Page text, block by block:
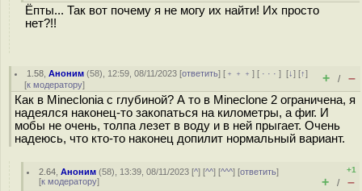
Ёпты... Так вот почему я не могу их найти! Их просто
нет?!!
1.58 ,Аноним (58), 12:59, 08/11/2023 [ответить] [ ﹢﹢﹢] [ · · ·][↓] [↑]
[к модератору] + / –
Как в Mineclonia с глубиной? А то в Mineclone 2 ограничена, я
надеялся наконец-то закопаться на километры, а фиг. И
мобы не очень, толпа лезет в воду и в ней прыгает. Очень
надеюсь, что кто-то наконец допилит нормальный вариант.
2.64 ,Аноним (58), 13:39, 08/11/2023 [^] [^^] [^^^] [ответить]
[к модератору]
+1
+ / –